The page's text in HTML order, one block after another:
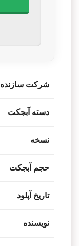
شرکت سازنده
دسته آبجکت
نسخه
حجم آبجکت
تاریخ آپلود
نویسنده